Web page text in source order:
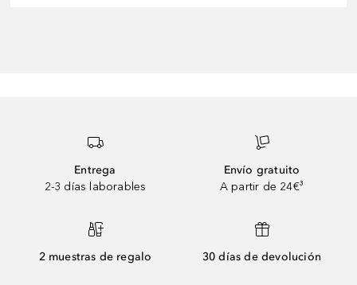
Entrega
2-3 días laborables
Envío gratuito
A partir de 24€³
2 muestras de regalo 30 días de devolución